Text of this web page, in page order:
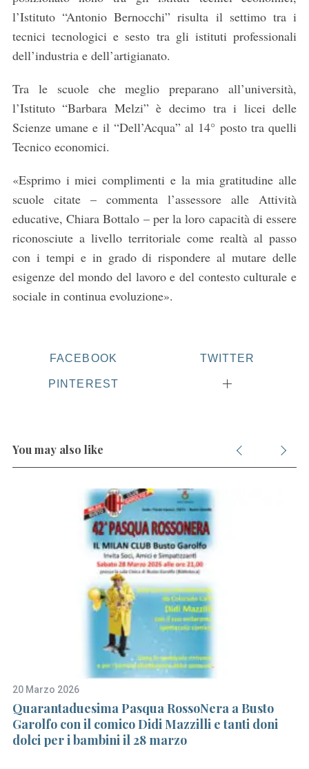
l’Istituto “Antonio Bernocchi” risulta il settimo tra i
tecnici tecnologici e sesto tra gli istituti professionali
dell’industria e dell’artigianato.
Tra le scuole che meglio preparano all’università,
l’Istituto “Barbara Melzi” è decimo tra i licei delle
Scienze umane e il “Dell’Acqua” al 14° posto tra quelli
Tecnico economici.
«Esprimo i miei complimenti e la mia gratitudine alle
scuole citate – commenta l’assessore alle Attività
educative, Chiara Bottalo – per la loro capacità di essere
riconosciute a livello territoriale come realtà al passo
con i tempi e in grado di rispondere al mutare delle
esigenze del mondo del lavoro e del contesto culturale e
sociale in continua evoluzione».
FACEBOOK TWITTER
PINTEREST
You may also like
20 Marzo 2026
Quarantaduesima Pasqua RossoNera a Busto
Garolfo con il comico Didi Mazzilli e tanti doni
dolci per i bambini il 28 marzo
r
h
f
o